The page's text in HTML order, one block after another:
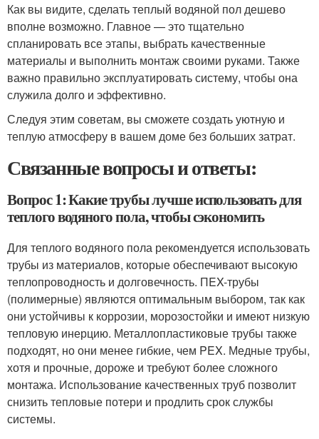
Как вы видите, сделать теплый водяной пол дешево
вполне возможно. Главное — это тщательно
спланировать все этапы, выбрать качественные
материалы и выполнить монтаж своими руками. Также
важно правильно эксплуатировать систему, чтобы она
служила долго и эффективно.
Следуя этим советам, вы сможете создать уютную и
теплую атмосферу в вашем доме без больших затрат.
Связанные вопросы и ответы:
Вопрос 1: Какие трубы лучше использовать для
теплого водяного пола, чтобы сэкономить
Для теплого водяного пола рекомендуется использовать
трубы из материалов, которые обеспечивают высокую
теплопроводность и долговечность. ПEX-трубы
(полимерные) являются оптимальным выбором, так как
они устойчивы к коррозии, морозостойки и имеют низкую
тепловую инерцию. Металлопластиковые трубы также
подходят, но они менее гибкие, чем PEX. Медные трубы,
хотя и прочные, дороже и требуют более сложного
монтажа. Использование качественных труб позволит
снизить тепловые потери и продлить срок службы
системы.